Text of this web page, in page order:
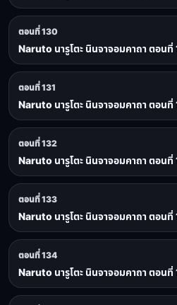
ตอนที่ 130
Naruto นารูโตะ นินจาจอมคาถา ตอนที่
ตอนที่ 131
Naruto นารูโตะ นินจาจอมคาถา ตอนที่
ตอนที่ 132
Naruto นารูโตะ นินจาจอมคาถา ตอนที่
ตอนที่ 133
Naruto นารูโตะ นินจาจอมคาถา ตอนที่
ตอนที่ 134
Naruto นารูโตะ นินจาจอมคาถา ตอนที่